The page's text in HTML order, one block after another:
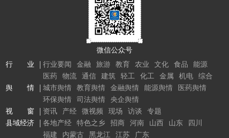
微信公众号
行 业
行业要闻 金融 旅游 教育 农业 文化 食品
能源
医药
物流 通信 建筑 轻工 化工 金属 机电
综合
舆 情
城市舆情 教育舆情 金融舆情 能源舆情
医药舆情
环保舆情
司法舆情
央企舆情
视 窗
资讯 产经 微视频 现场 访谈
专题
县域经济
各地产经 特色之乡 招商 河南 山西 山东
四川
福建
内蒙古 黑龙江 江苏 广东